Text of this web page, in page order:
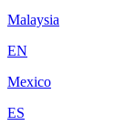
Malaysia
EN
Mexico
ES